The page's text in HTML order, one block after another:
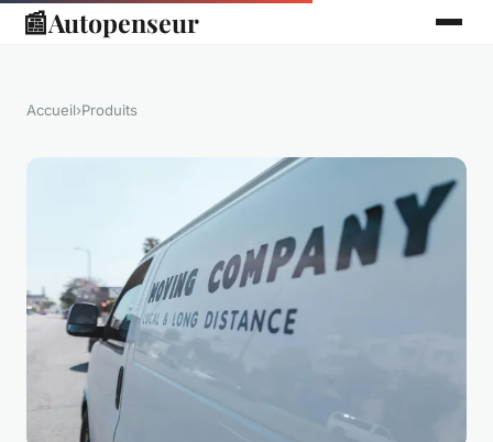
📰Autopenseur
Accueil›Produits